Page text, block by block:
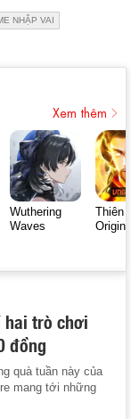
NHẬP VAI
Xem thêm
Wuthering
Waves
Thiên
Origin
hai trò chơi
đồng
quà tuần này của
mang tới những